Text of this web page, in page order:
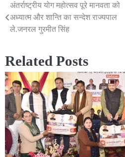
Post
navigation
अंतर्राष्ट्रीय योग महोत्सव पूरे मानवता को
अध्यात्म और शान्ति का सन्देश राज्यपाल
ले.जनरल गुरमीत सिंह
Related Posts